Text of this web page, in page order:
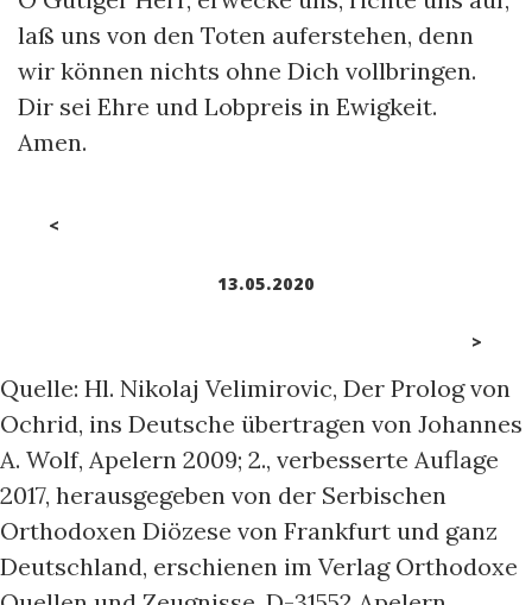
laß uns von den Toten auferstehen, denn
wir können nichts ohne Dich vollbringen.
Dir sei Ehre und Lobpreis in Ewigkeit.
Amen.
<
13.05.2020
>
Quelle: Hl. Nikolaj Velimirovic, Der Prolog von
Ochrid, ins Deutsche übertragen von Johannes
A. Wolf, Apelern 2009; 2., verbesserte Auflage
2017, herausgegeben von der Serbischen
Orthodoxen Diözese von Frankfurt und ganz
Deutschland, erschienen im Verlag Orthodoxe